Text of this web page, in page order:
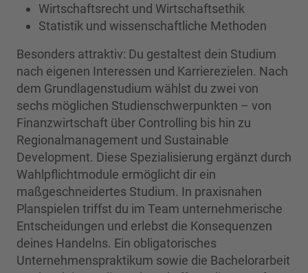
Wirtschaftsrecht und Wirtschaftsethik
Statistik und wissenschaftliche Methoden
Besonders attraktiv: Du gestaltest dein Studium
nach eigenen Interessen und Karrierezielen. Nach
dem Grundlagenstudium wählst du zwei von
sechs möglichen Studienschwerpunkten – von
Finanzwirtschaft über Controlling bis hin zu
Regionalmanagement und Sustainable
Development. Diese Spezialisierung ergänzt durch
Wahlpflichtmodule ermöglicht dir ein
maßgeschneidertes Studium. In praxisnahen
Planspielen triffst du im Team unternehmerische
Entscheidungen und erlebst die Konsequenzen
deines Handelns. Ein obligatorisches
Unternehmenspraktikum sowie die Bachelorarbeit